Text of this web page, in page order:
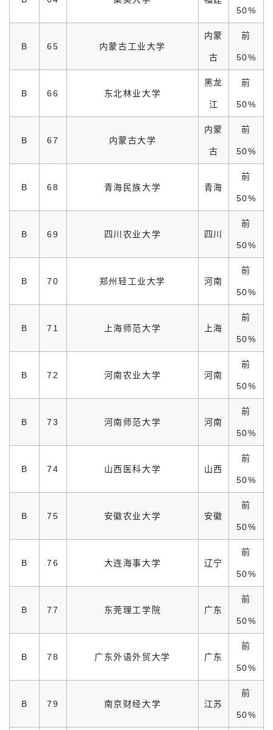
50%
B 65 内蒙古工业大学
内蒙
古
前
50%
B 66 东北林业大学
黑龙
江
前
50%
B 67 内蒙古大学
内蒙
古
前
50%
B 68 青海民族大学 青海
前
50%
B 69 四川农业大学 四川
前
50%
B 70 郑州轻工业大学 河南
前
50%
B 71 上海师范大学 上海
前
50%
B 72 河南农业大学 河南
前
50%
B 73 河南师范大学 河南
前
50%
B 74 山西医科大学 山西
前
50%
B 75 安徽农业大学 安徽
前
50%
B 76 大连海事大学 辽宁
前
50%
B 77 东莞理工学院 广东
前
50%
B 78 广东外语外贸大学 广东
前
50%
B 79 南京财经大学 江苏
前
50%